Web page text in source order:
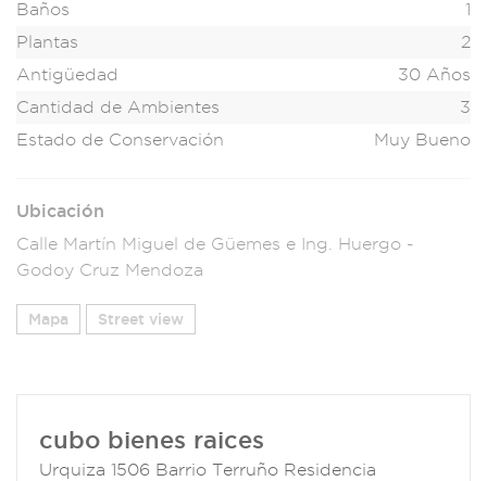
Baños
1
Plantas
2
Antigüedad
30 Años
Cantidad de Ambientes
3
Estado de Conservación
Muy Bueno
Ubicación
Calle Martín Miguel de Güemes e Ing. Huergo -
Godoy Cruz Mendoza
Mapa Street view
cubo bienes raices
Urquiza 1506 Barrio Terruño Residencia